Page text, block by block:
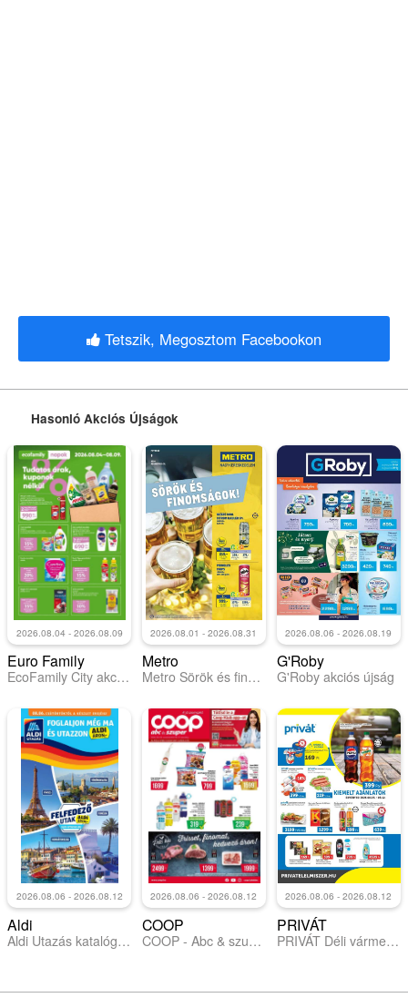
Tetszik, Megosztom Facebookon
Hasonló Akciós Újságok
2026.08.04 - 2026.08.09
Euro Family
EcoFamily City akciós újság
2026.08.01 - 2026.08.31
Metro
Metro Sörök és finomságok 2026/08
2026.08.06 - 2026.08.19
G'Roby
G'Roby akciós újság
2026.08.06 - 2026.08.12
Aldi
Aldi Utazás katalógus
2026.08.06 - 2026.08.12
COOP
COOP - Abc & szuper / Alföld Pro-Coop Zrt.
2026.08.06 - 2026.08.12
PRIVÁT
PRIVÁT Déli vármegyék